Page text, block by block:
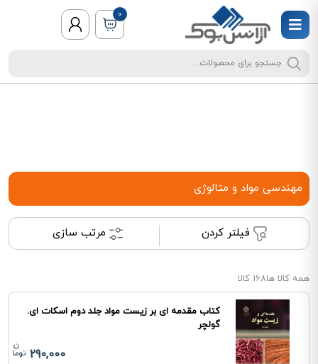
0
مهندسی مواد و متالوژی
همه کالا ها168 کالا
کتاب مقدمه ای بر زیست مواد جلد دوم اسکات ای.
گولچر
290,000